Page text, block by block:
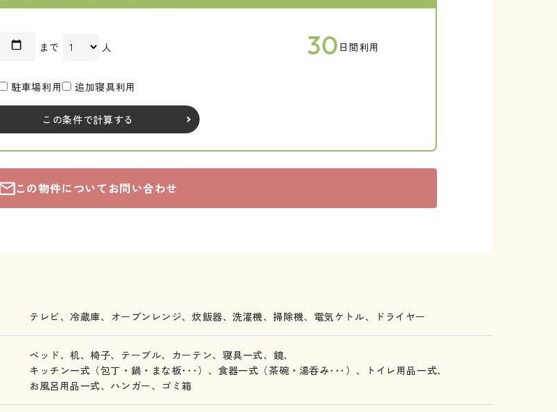
まで 人 30 日間利用
駐車場利用 追加寝具利用
この条件で計算する
この物件についてお問い合わせ
テレビ、冷蔵庫、 オーブンレンジ、 炊飯器、洗濯機、掃除機、 電気ケトル、 ドライヤー
ベッド、机、椅子、 テーブル、 カーテン、 寝具一式、 鏡、
キッチン一式（包丁・鍋・まな板･･･）、食器一式（茶碗・湯呑み･･･）、
トイレ用品一式、
お風呂用品一式、 ハンガー、 ゴミ箱